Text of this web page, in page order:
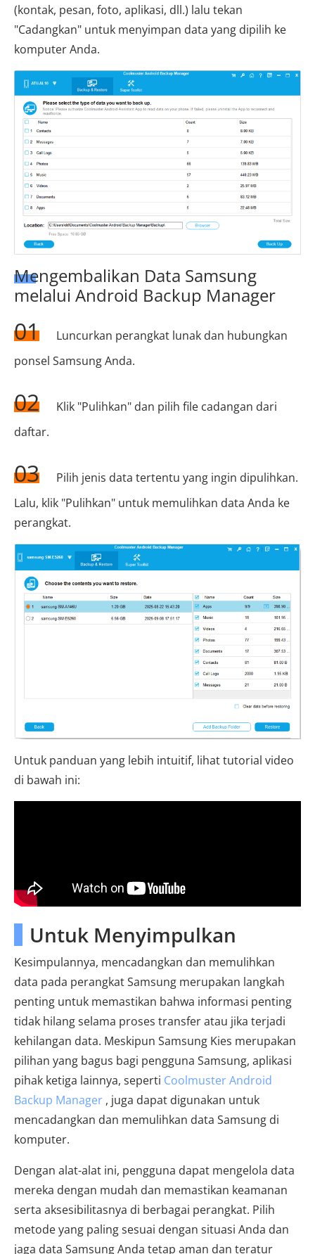
(kontak, pesan, foto, aplikasi, dll.) lalu tekan
"Cadangkan" untuk menyimpan data yang dipilih ke
komputer Anda.
Mengembalikan Data Samsung
melalui Android Backup Manager
01
Luncurkan perangkat lunak dan hubungkan
ponsel Samsung Anda.
02
Klik "Pulihkan" dan pilih file cadangan dari
daftar.
03
Pilih jenis data tertentu yang ingin dipulihkan.
Lalu, klik "Pulihkan" untuk memulihkan data Anda ke
perangkat.
Untuk panduan yang lebih intuitif, lihat tutorial video
di bawah ini:
Untuk Menyimpulkan
Kesimpulannya, mencadangkan dan memulihkan
data pada perangkat Samsung merupakan langkah
penting untuk memastikan bahwa informasi penting
tidak hilang selama proses transfer atau jika terjadi
kehilangan data. Meskipun Samsung Kies merupakan
pilihan yang bagus bagi pengguna Samsung, aplikasi
pihak ketiga lainnya, seperti Coolmuster Android
Backup Manager , juga dapat digunakan untuk
mencadangkan dan memulihkan data Samsung di
komputer.
Dengan alat-alat ini, pengguna dapat mengelola data
mereka dengan mudah dan memastikan keamanan
serta aksesibilitasnya di berbagai perangkat. Pilih
metode yang paling sesuai dengan situasi Anda dan
jaga data Samsung Anda tetap aman dan teratur